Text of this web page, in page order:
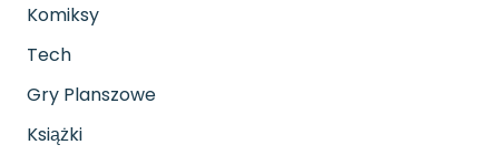
Komiksy
Tech
Gry Planszowe
Książki